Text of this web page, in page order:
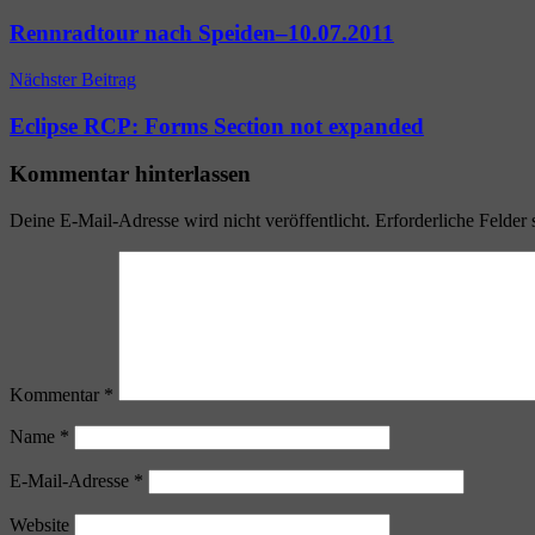
Rennradtour nach Speiden–10.07.2011
Nächster Beitrag
Eclipse RCP: Forms Section not expanded
Kommentar hinterlassen
Deine E-Mail-Adresse wird nicht veröffentlicht. Erforderliche Felder
Kommentar *
Name *
E-Mail-Adresse *
Website